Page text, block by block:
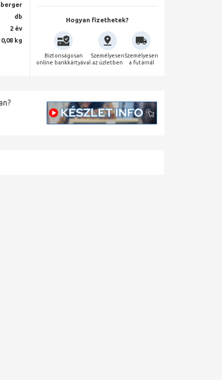
db
2 év
0,08 kg
Hogyan fizethetek?
Biztonságosan
online bankkártyával
Személyesen
az üzletben
Személyesen
a futárnál